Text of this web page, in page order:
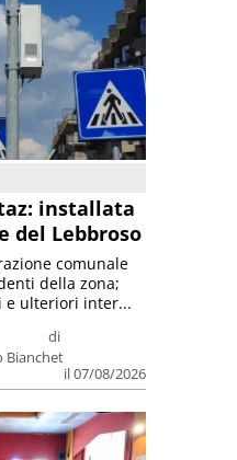
installata
del Lebbroso
di
Bianchet
il 07/08/2026
comunale
della zona;
e ulteriori inter...